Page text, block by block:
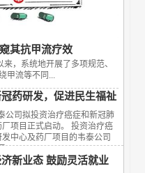
其抗甲流疗效
，系统地开展了多项规范、
甲流等不同...
药研发，促进民生福祉
公司拟投资治疗癌症和新冠肺
项目正式启动。 投资治疗癌
中心及药厂项目的韦泰公司
...
新业态 鼓励灵活就业